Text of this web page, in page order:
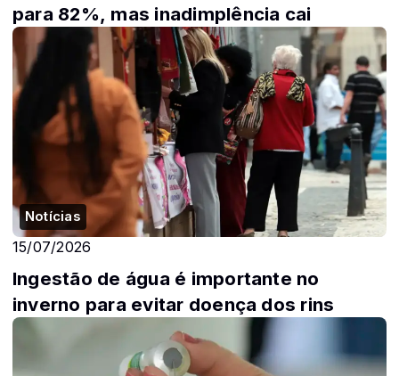
para 82%, mas inadimplência cai
Notícias
15/07/2026
Ingestão de água é importante no
inverno para evitar doença dos rins